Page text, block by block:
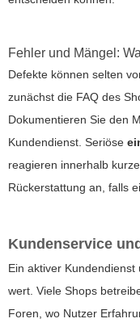
Fehler und Mängel:
Defekte können selten
zunächst die FAQ des
Dokumentieren Sie den
Kundendienst. Seriöse
reagieren innerhalb
Rückerstattung an, falls
Kundenservice
Ein aktiver
wert. Viele Shops
Foren, wo Nutzer